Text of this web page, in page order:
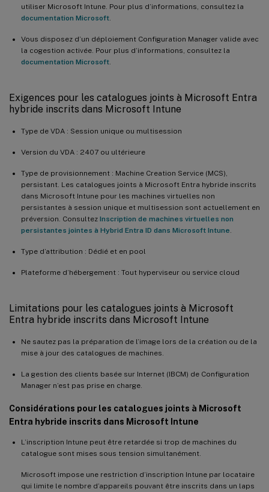
utiliser Microsoft Intune. Pour plus d’informations, consultez la
documentation Microsoft
Vous disposez d’un déploiement Configuration Manager valide avec
la cogestion activée. Pour plus d’informations, consultez la
documentation Microsoft
Exigences pour les catalogues joints à Microsoft Entra
hybride inscrits dans Microsoft Intune
Type de VDA : Session unique ou multisession
Version du VDA : 2407 ou ultérieure
Type de provisionnement : Machine Creation Service (MCS),
persistant. Les catalogues joints à Microsoft Entra hybride inscrits
dans Microsoft Intune pour les machines virtuelles non
persistantes à session unique et multisession sont actuellement en
préversion. Consultez Inscription de machines virtuelles non
persistantes jointes à Hybrid Entra ID dans Microsoft Intune
Type d’attribution : Dédié et en pool
Plateforme d’hébergement : Tout hyperviseur ou service cloud
Limitations pour les catalogues joints à Microsoft
Entra hybride inscrits dans Microsoft Intune
Ne sautez pas la préparation de l’image lors de la création ou de la
mise à jour des catalogues de machines.
La gestion des clients basée sur Internet (IBCM) de Configuration
Manager n’est pas prise en charge.
Considérations pour les catalogues joints à Microsoft
Entra hybride inscrits dans Microsoft Intune
L’inscription Intune peut être retardée si trop de machines du
catalogue sont mises sous tension simultanément.
Microsoft impose une restriction d’inscription Intune par locataire
qui limite le nombre d’appareils pouvant être inscrits dans un laps